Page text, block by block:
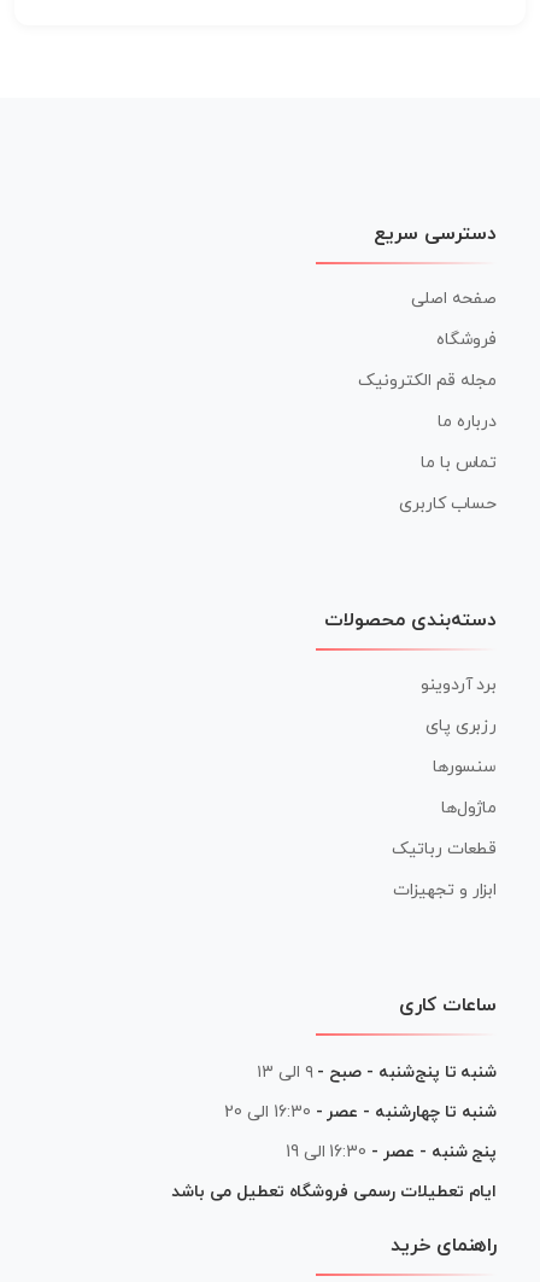
دسترسی سریع
صفحه اصلی
فروشگاه
مجله قم الکترونیک
درباره ما
تماس با ما
حساب کاربری
دسته‌بندی محصولات
برد آردوینو
رزبری پای
سنسورها
ماژول‌ها
قطعات رباتیک
ابزار و تجهیزات
ساعات کاری
شنبه تا پنج‌شنبه - صبح - ۹ الی ۱۳
شنبه تا چهارشنبه - عصر - 16:30 الی 20
پنج شنبه - عصر - 16:30 الی 19
ایام تعطیلات رسمی فروشگاه تعطیل می باشد
راهنمای خرید